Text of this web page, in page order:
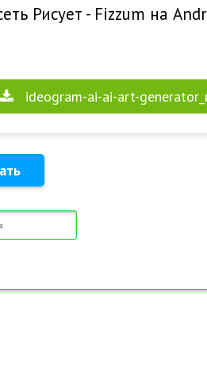
Рисует - Fizzum на
ideogram-ai-ai-art-